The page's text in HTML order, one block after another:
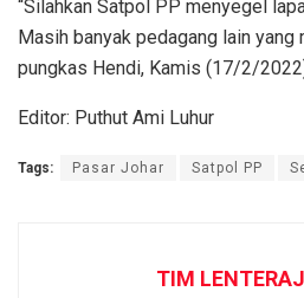
“Silahkan Satpol PP menyegel
Masih banyak pedagang lain yang
pungkas Hendi, Kamis (17/2/
Editor: Puthut Ami Luhur
Tags: Pasar Johar Satpol PP
TIM